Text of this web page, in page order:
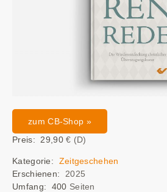
zum CB-Shop »
Preis: 29,90€ (D)
Kategorie: Zeitgeschehen
Erschienen: 2025
Umfang: 400 Seiten